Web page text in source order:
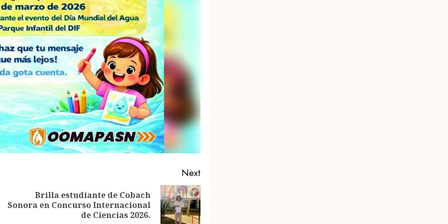
Previous
Next
Next
Brilla estudiante de Cobach
Sonora en Concurso Internacional
de Ciencias 2026.